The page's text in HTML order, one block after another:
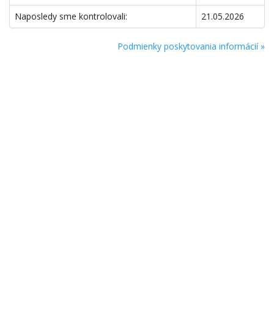
Naposledy sme kontrolovali:
21.05.2026
Podmienky poskytovania informácií »